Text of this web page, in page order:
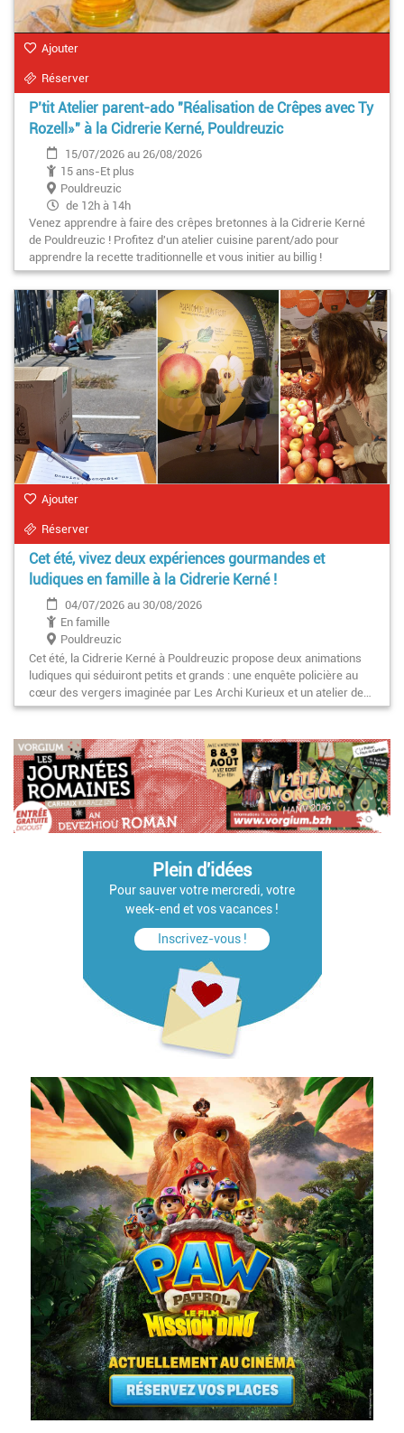
Ajouter
Réserver
P’tit Atelier parent-ado "Réalisation de Crêpes avec Ty
Rozell»" à la Cidrerie Kerné, Pouldreuzic
15/07/2026 au 26/08/2026
15 ans-Et plus
Pouldreuzic
de 12h à 14h
Venez apprendre à faire des crêpes bretonnes à la Cidrerie Kerné
de Pouldreuzic ! Profitez d'un atelier cuisine parent/ado pour
apprendre la recette traditionnelle et vous initier au billig !
Ajouter
Réserver
Cet été, vivez deux expériences gourmandes et
ludiques en famille à la Cidrerie Kerné !
04/07/2026 au 30/08/2026
En famille
Pouldreuzic
Cet été, la Cidrerie Kerné à Pouldreuzic propose deux animations
ludiques qui séduiront petits et grands : une enquête policière au
cœur des vergers imaginée par Les Archi Kurieux et un atelier de…
Plein d'idées
Pour sauver votre mercredi, votre
week-end et vos vacances !
Inscrivez-vous !